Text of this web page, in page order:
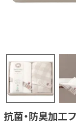
抗菌・防臭加工